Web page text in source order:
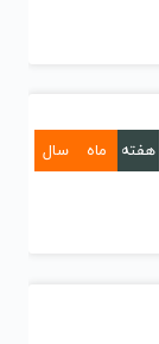
هفته ماه سال